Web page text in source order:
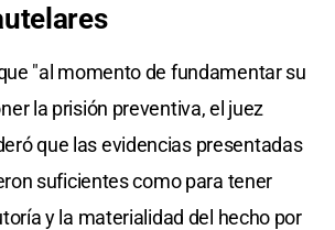
"al momento de fundamentar su
la prisión preventiva, el juez
que las evidencias presentadas
suficientes como para tener
y la materialidad del hecho por